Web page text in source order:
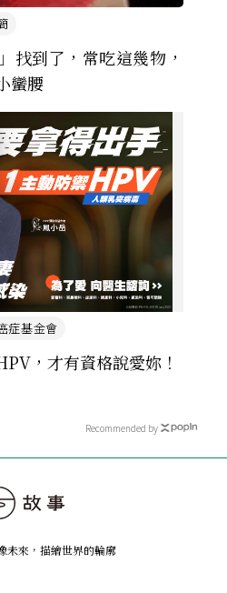
找到了，常吃這幾物，
蠻腰
，才有資格說愛妳！
症基金會
Recommended by
未來 ， 描繪世界的輪廓